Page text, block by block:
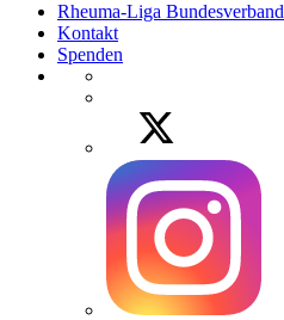
Rheuma-Liga Bundesverband
Kontakt
Spenden